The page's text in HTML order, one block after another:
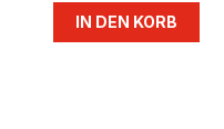
IN DEN KORB